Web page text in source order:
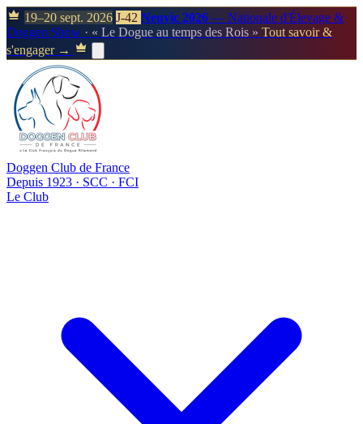
19–20 sept. 2026 J-42 Neuvic 2026 — Nationale d'Élevage &
Doggen Show · « Le Dogue au temps des Rois » Tout savoir &
s'engager →
Doggen Club de France
Depuis 1923 · SCC · FCI
Le Club